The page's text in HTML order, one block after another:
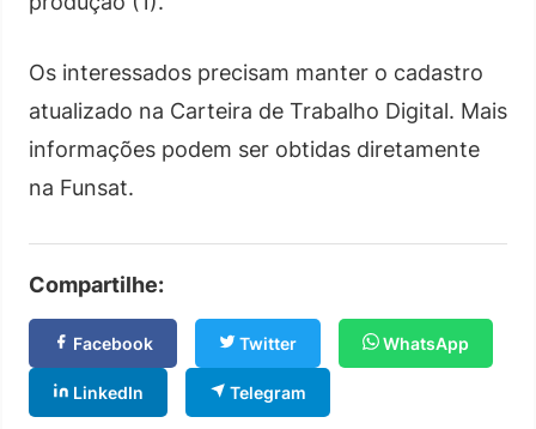
Os interessados precisam manter o cadastro
atualizado na Carteira de Trabalho Digital. Mais
informações podem ser obtidas diretamente
na Funsat.
Compartilhe:
Facebook Twitter WhatsApp
LinkedIn Telegram